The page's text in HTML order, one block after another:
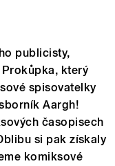
publicisty,
který
spisovatelky
Aargh!
časopisech
si pak získaly
komiksové